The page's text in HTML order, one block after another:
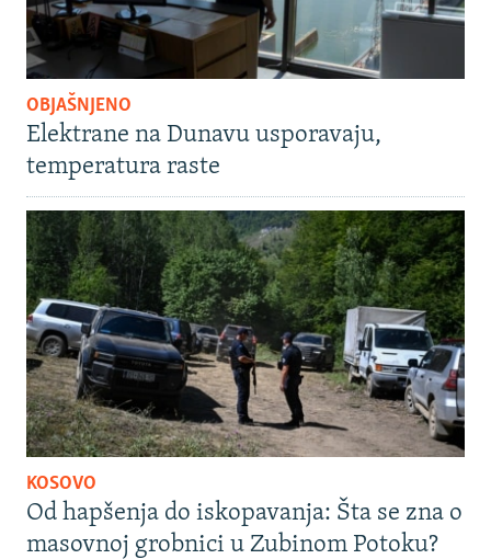
OBJAŠNJENO
Elektrane na Dunavu usporavaju,
temperatura raste
KOSOVO
Od hapšenja do iskopavanja: Šta se zna o
masovnoj grobnici u Zubinom Potoku?